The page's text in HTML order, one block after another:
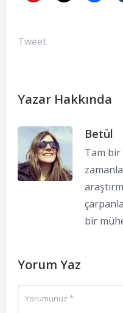
Tweet
Yazar Hakkında
Betül
Tam bir
bir
Yorum Yaz